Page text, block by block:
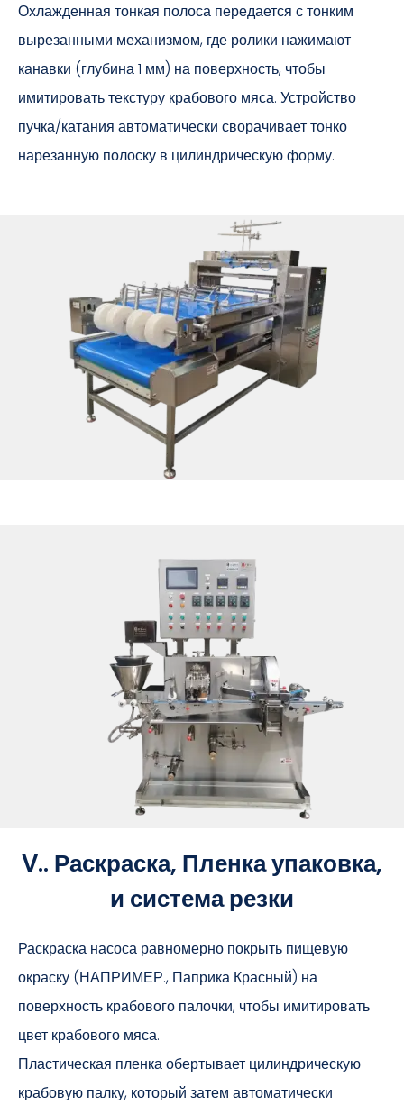
Охлажденная тонкая полоса передается с тонким
вырезанными механизмом, где ролики нажимают
канавки (глубина 1 мм) на поверхность, чтобы
имитировать текстуру крабового мяса. Устройство
пучка/катания автоматически сворачивает тонко
нарезанную полоску в цилиндрическую форму.
V.. Раскраска, Пленка упаковка,
и система резки
Раскраска насоса равномерно покрыть пищевую
окраску (НАПРИМЕР., Паприка Красный) на
поверхность крабового палочки, чтобы имитировать
цвет крабового мяса.
Пластическая пленка обертывает цилиндрическую
крабовую палку, который затем автоматически